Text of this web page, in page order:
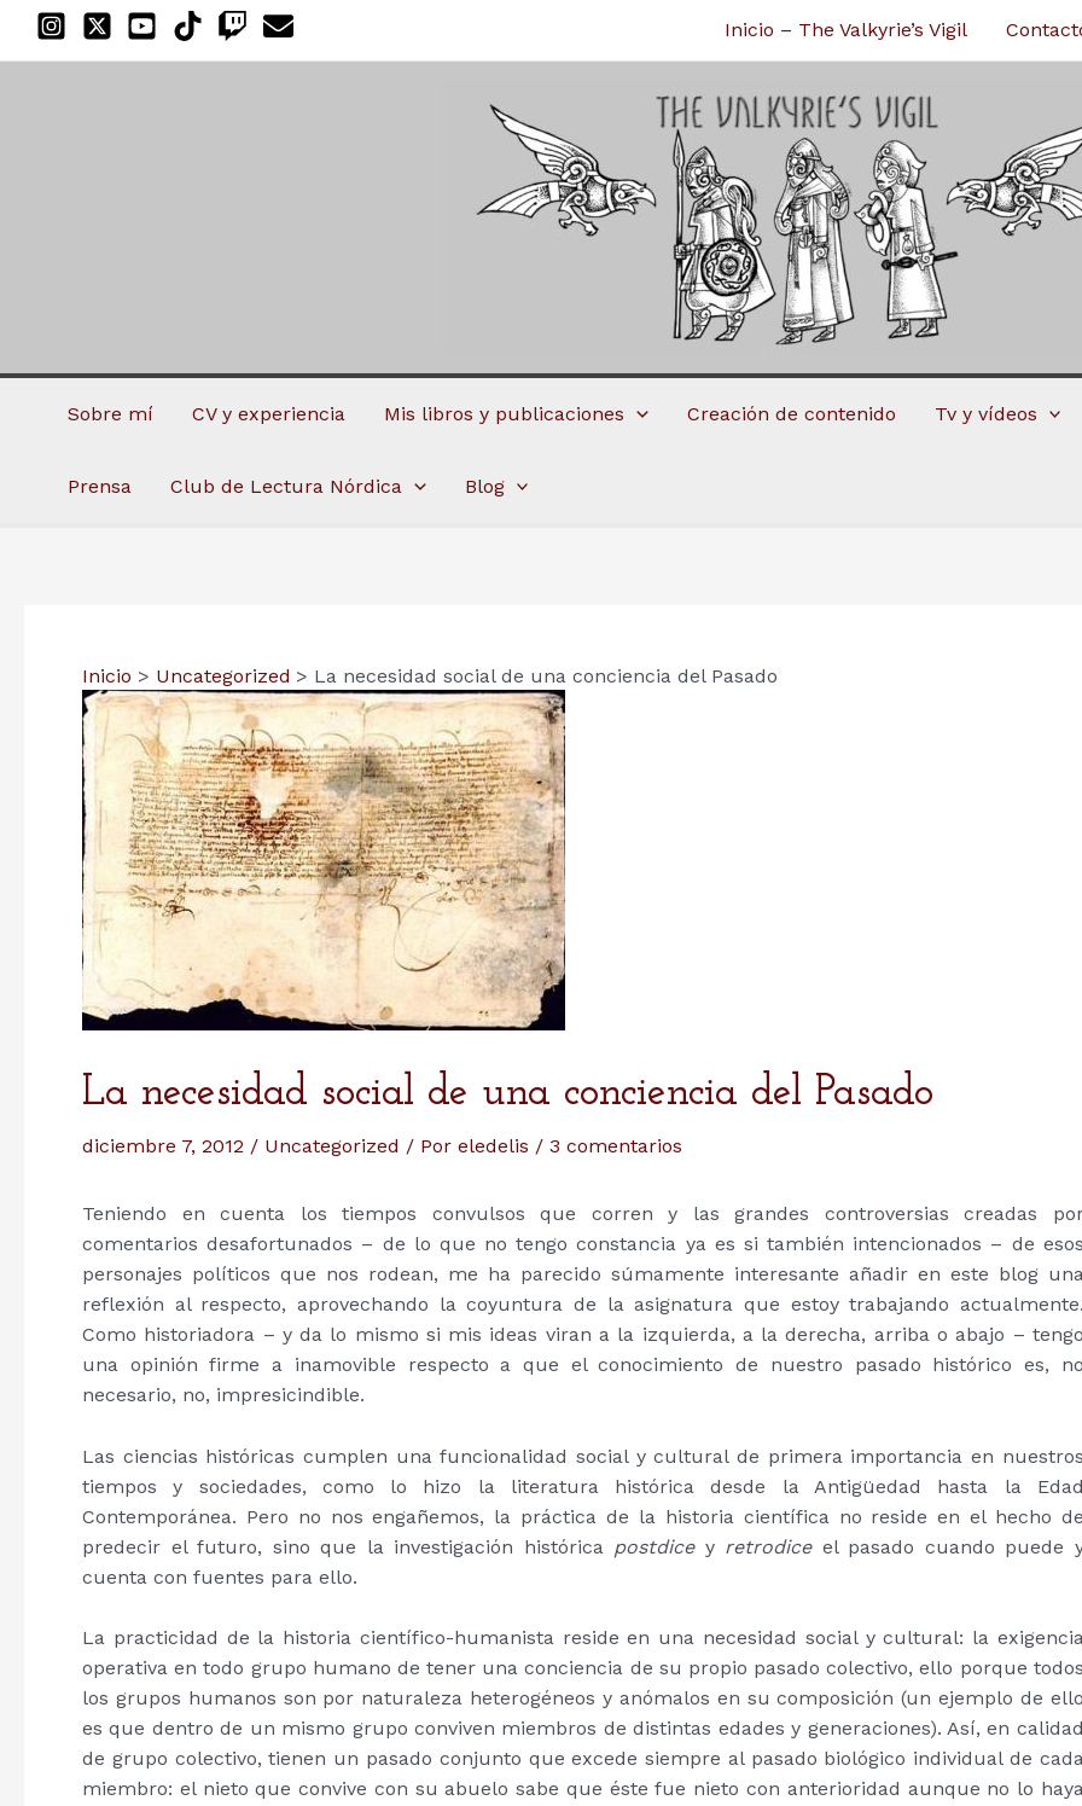
Inicio – The Valkyrie’s Vigil
Sobre mí CV y experiencia Mis libros y publicaciones Creación de contenido Tv y vídeos
Prensa Club de Lectura Nórdica Blog
Inicio Uncategorized La necesidad social de una conciencia del Pasado
La necesidad social de una conciencia del Pasado
diciembre 7, 2012 / Uncategorized / Por eledelis / 3 comentarios
Teniendo en cuenta los tiempos convulsos que corren y las grandes controversias creadas
comentarios desafortunados – de lo que no tengo constancia ya es si también intencionados – de esos
personajes políticos que nos rodean, me ha parecido súmamente interesante añadir en este blog
reflexión al respecto, aprovechando la coyuntura de la asignatura que estoy trabajando actualmente.
Como historiadora – y da lo mismo si mis ideas viran a la izquierda, a la derecha, arriba o abajo – tengo
una opinión firme a inamovible respecto a que el conocimiento de nuestro pasado histórico es, no
necesario, no, impresicindible.
Las ciencias históricas cumplen una funcionalidad social y cultural de primera importancia en nuestros
tiempos y sociedades, como lo hizo la literatura histórica desde la Antigüedad hasta la Edad
Contemporánea. Pero no nos engañemos, la práctica de la historia científica no reside en el hecho de
predecir el futuro, sino que la investigación histórica postdicey retrodiceel pasado cuando puede
cuenta con fuentes para ello.
La practicidad de la historia científico-humanista reside en una necesidad social y cultural: la
operativa en todo grupo humano de tener una conciencia de su propio pasado colectivo, ello porque todos
los grupos humanos son por naturaleza heterogéneos y anómalos en su composición (un ejemplo de ello
es que dentro de un mismo grupo conviven miembros de distintas edades y generaciones). Así, en calidad
de grupo colectivo, tienen un pasado conjunto que excede siempre al pasado biológico individual de
miembro: el nieto que convive con su abuelo sabe que éste fue nieto con anterioridad aunque no lo